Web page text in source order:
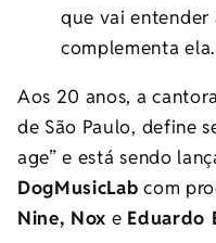
que vai entender
complementa ela.
Aos 20 anos, a
de São Paulo, define
age” e está sendo
DogMusicLab com
Nine, Nox e Eduardo